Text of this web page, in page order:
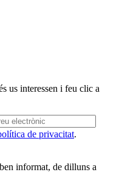
us interessen i feu clic a
de privacitat.
informat, de dilluns a